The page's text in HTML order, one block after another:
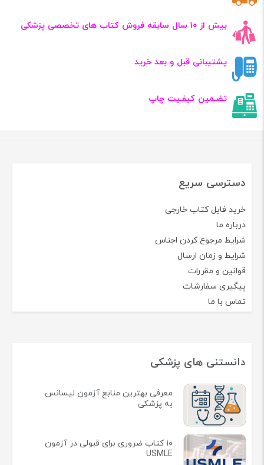
بیش از ۱۰ سال سابقه فروش کتاب‌ های تخصصی پزشکی
پشتیبانی قبل و بعد خرید
تضـمین کیفـیت چاپ
دسترسی سریع
خرید فایل کتاب خارجی
درباره ما
شرایط مرجوع کردن اجناس
شرایط و زمان ارسال
قوانین و مقررات
پیگیری سفارشات
تماس با ما
دانستنی های پزشکی
معرفی بهترین منابع آزمون لیسانس
به پزشکی
۱۰ کتاب ضروری برای قبولی در آزمون
USMLE